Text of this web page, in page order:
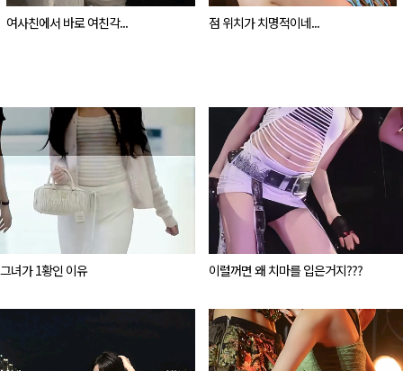
여사친에서 바로 여친각... 점 위치가 치명적이네...
그녀가 1황인 이유 이럴꺼면 왜 치마를 입은거지???